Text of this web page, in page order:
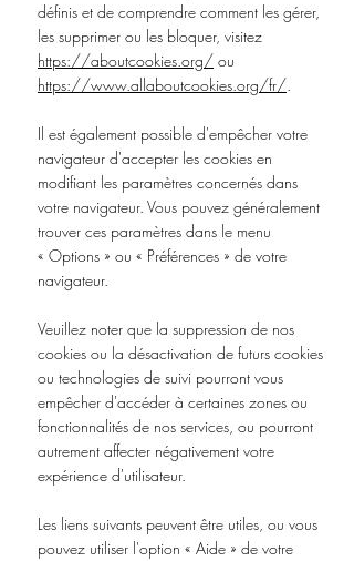
définis et de comprendre comment les gérer,
les supprimer ou les bloquer, visitez
https://aboutcookies.org/ ou
https://www.allaboutcookies.org/fr/.
Il est également possible d'empêcher votre
navigateur d'accepter les cookies en
modifiant les paramètres concernés dans
votre navigateur. Vous pouvez généralement
trouver ces paramètres dans le menu
« Options » ou « Préférences » de votre
navigateur.
Veuillez noter que la suppression de nos
cookies ou la désactivation de futurs cookies
ou technologies de suivi pourront vous
empêcher d'accéder à certaines zones ou
fonctionnalités de nos services, ou pourront
autrement affecter négativement votre
expérience d'utilisateur.
Les liens suivants peuvent être utiles, ou vous
pouvez utiliser l'option « Aide » de votre